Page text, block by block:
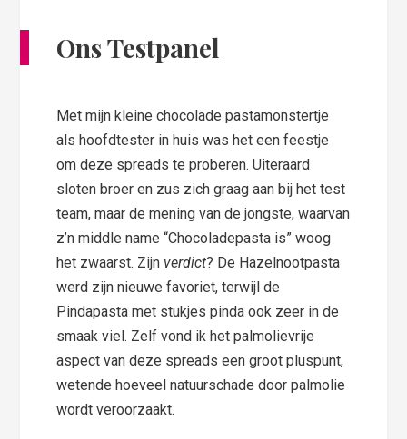
Ons Testpanel
Met mijn kleine chocolade pastamonstertje
als hoofdtester in huis was het een feestje
om deze spreads te proberen. Uiteraard
sloten broer en zus zich graag aan bij het test
team, maar de mening van de jongste, waarvan
z’n middle name “Chocoladepasta is” woog
het zwaarst. Zijn verdict? De Hazelnootpasta
werd zijn nieuwe favoriet, terwijl de
Pindapasta met stukjes pinda ook zeer in de
smaak viel. Zelf vond ik het palmolievrije
aspect van deze spreads een groot pluspunt,
wetende hoeveel natuurschade door palmolie
wordt veroorzaakt.